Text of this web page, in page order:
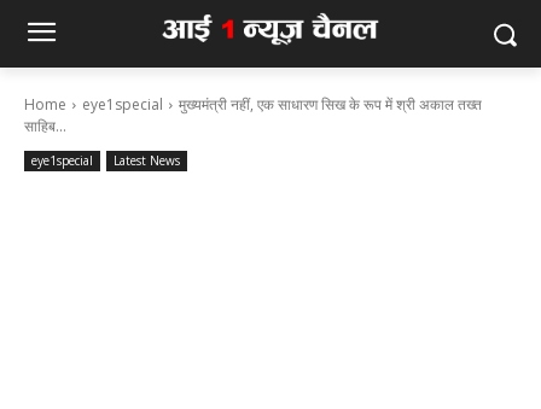
Home eye1special
मुख्यमंत्री नहीं, एक साधारण सिख के रूप में श्री अकाल तख्त
साहिब...
eye1special Latest News